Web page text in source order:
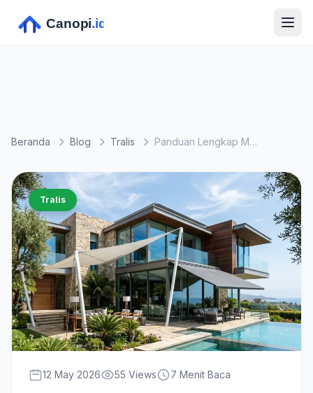
Beranda Blog Tralis Panduan Lengkap Memilih Tralis Untuk Rumah Anda Bagian 2
Tralis
12 May 2026 55 Views 7 Menit Baca